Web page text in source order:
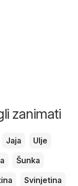
zanimati
Jaja
Ulje
Šunka
Svinjetina